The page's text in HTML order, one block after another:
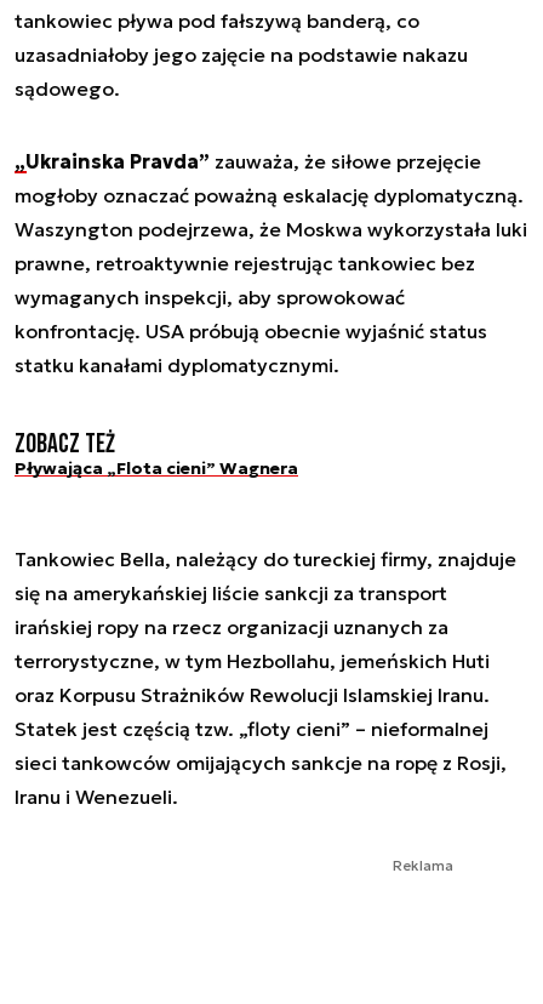
tankowiec pływa pod fałszywą banderą, co
uzasadniałoby jego zajęcie na podstawie nakazu
sądowego.
„Ukrainska Pravda” zauważa, że siłowe przejęcie
mogłoby oznaczać poważną eskalację dyplomatyczną.
Waszyngton podejrzewa, że Moskwa wykorzystała luki
prawne, retroaktywnie rejestrując tankowiec bez
wymaganych inspekcji, aby sprowokować
konfrontację. USA próbują obecnie wyjaśnić status
statku kanałami dyplomatycznymi.
Zobacz też
Pływająca „Flota cieni” Wagnera
Tankowiec Bella, należący do tureckiej firmy, znajduje
się na amerykańskiej liście sankcji za transport
irańskiej ropy na rzecz organizacji uznanych za
terrorystyczne, w tym Hezbollahu, jemeńskich Huti
oraz Korpusu Strażników Rewolucji Islamskiej Iranu.
Statek jest częścią tzw. „floty cieni” – nieformalnej
sieci tankowców omijających sankcje na ropę z Rosji,
Iranu i Wenezueli.
Reklama